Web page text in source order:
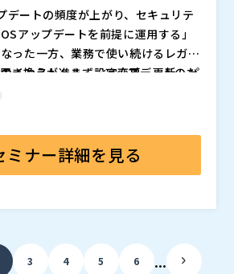
、講演企業は将来的に追加、削除さ
す。
ートの頻度が上がり、セキュリテ
アップデートを前提に運用する」
った一方、業務で使い続けるレガシ
き換えが進まず、アップデートのた
認する作業が積み上がりやすくなっ
善や標準化に手が回りにくい状況が
インストール、設定変更、更新、パ
していると、部門やユーザー／ユー
せ対応」がその都度の個別対応にな
って検証が追いつかない原因になり
にくい配布・更新運用へ整理する考
します。旧Excelのマクロ、VBアプ
れたアプリケーションを“救済”し
的に扱います。あわせて、競合製品
詰まりやすいポイント（検証・配布
ース活用研究所（）
、講演企業は将来的に追加、削除さ
す。
ミナー詳細を見る
3 4 5 6 ...